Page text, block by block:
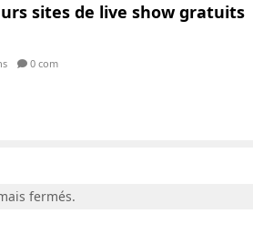
sites de live show gratuits
0 com
fermés.